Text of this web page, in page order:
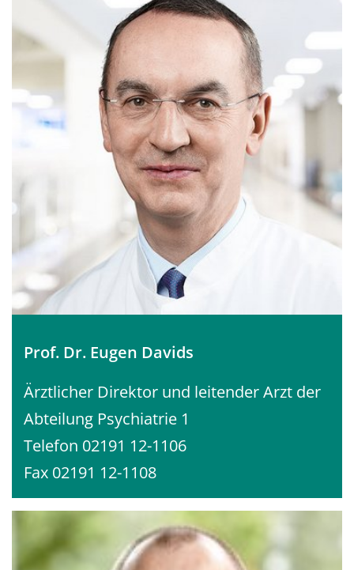
Prof. Dr. Eugen Davids
Ärztlicher Direktor und leitender Arzt der
Abteilung Psychiatrie 1
Telefon 02191 12-1106
Fax 02191 12-1108